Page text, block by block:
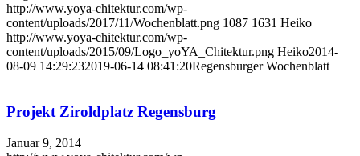
http://www.yoya-chitektur.com/wp-
content/uploads/2017/11/Wochenblatt.png 1087 1631 Heiko
http://www.yoya-chitektur.com/wp-
content/uploads/2015/09/Logo_yoYA_Chitektur.png Heiko2014-
08-09 14:29:232019-06-14 08:41:20Regensburger Wochenblatt
Projekt Ziroldplatz Regensburg
Januar 9, 2014